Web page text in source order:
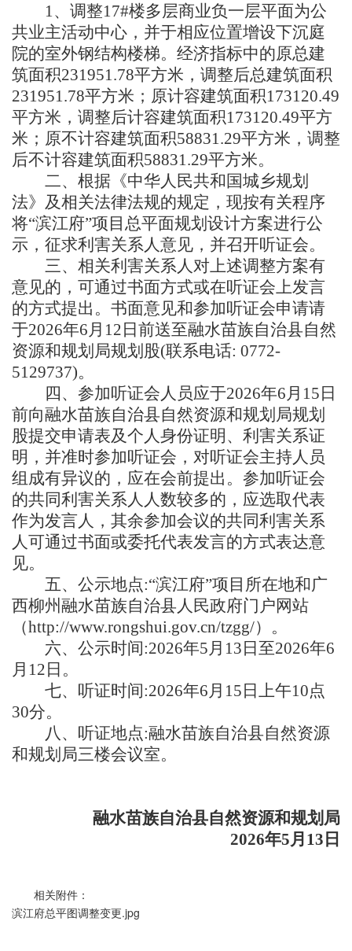
1、调整17#楼多层商业负一层平面为公
共业主活动中心，并于相应位置增设下沉庭
院的室外钢结构楼梯。经济指标中的原总建
筑面积231951.78平方米，调整后总建筑面积
231951.78平方米；原计容建筑面积173120.49
平方米，调整后计容建筑面积173120.49平方
米；原不计容建筑面积58831.29平方米，调整
后不计容建筑面积58831.29平方米。
二、根据《中华人民共和国城乡规划
法》及相关法律法规的规定，现按有关程序
将“滨江府”项目总平面规划设计方案进行公
示，征求利害关系人意见，并召开听证会。
三、相关利害关系人对上述调整方案有
意见的，可通过书面方式或在听证会上发言
的方式提出。书面意见和参加听证会申请请
于2026年6月12日前送至融水苗族自治县自然
资源和规划局规划股(联系电话: 0772-
5129737)。
四、参加听证会人员应于2026年6月15日
前向融水苗族自治县自然资源和规划局规划
股提交申请表及个人身份证明、利害关系证
明，并准时参加听证会，对听证会主持人员
组成有异议的，应在会前提出。参加听证会
的共同利害关系人人数较多的，应选取代表
作为发言人，其余参加会议的共同利害关系
人可通过书面或委托代表发言的方式表达意
见。
五、公示地点:“滨江府”项目所在地和广
西柳州融水苗族自治县人民政府门户网站
（http://www.rongshui.gov.cn/tzgg/）。
六、公示时间:2026年5月13日至2026年6
月12日。
七、听证时间:2026年6月15日上午10点
30分。
八、听证地点:融水苗族自治县自然资源
和规划局三楼会议室。
融水苗族自治县自然资源和规划局
2026年5月13日
相关附件：
滨江府总平图调整变更.jpg